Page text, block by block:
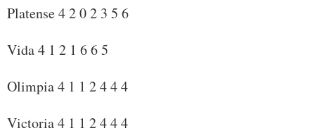
Platense 4 2 0 2 3 5 6
Vida 4 1 2 1 6 6 5
Olimpia 4 1 1 2 4 4 4
Victoria 4 1 1 2 4 4 4